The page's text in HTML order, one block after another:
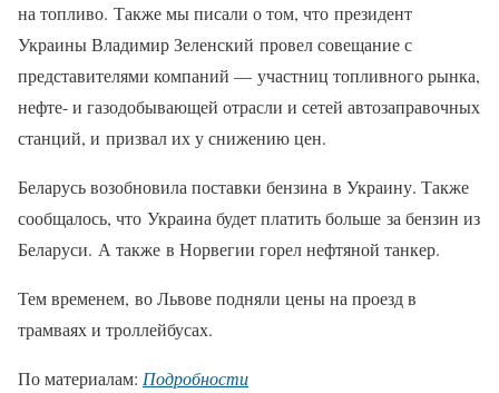
на топливо. Также мы писали о том, что президент
Украины Владимир Зеленский провел совещание с
представителями компаний — участниц топливного рынка,
нефте- и газодобывающей отрасли и сетей автозаправочных
станций, и призвал их у снижению цен.
Беларусь возобновила поставки бензина в Украину. Также
сообщалось, что Украина будет платить больше за бензин из
Беларуси. А также в Норвегии горел нефтяной танкер.
Тем временем, во Львове подняли цены на проезд в
трамваях и троллейбусах.
По материалам: Подробности